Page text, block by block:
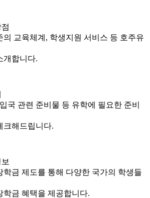
의 교육체계, 학생지원 서비스 등 호주유
개합니다.
국 관련 준비물 등 유학에 필요한 준비
크해드립니다.
학금 제도를 통해 다양한 국가의 학생들
학금 혜택을 제공합니다.